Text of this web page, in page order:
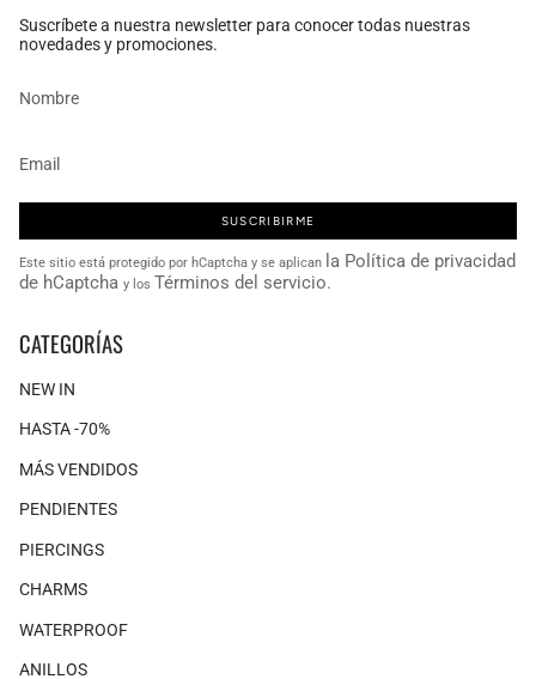
Suscríbete a nuestra newsletter para conocer todas nuestras
novedades y promociones.
SUSCRIBIRME
Este sitio está protegido por hCaptcha y se aplican
la Política de privacidad
de hCaptcha y los Términos del servicio.
CATEGORÍAS
NEW IN
HASTA -70%
MÁS VENDIDOS
PENDIENTES
PIERCINGS
CHARMS
WATERPROOF
ANILLOS